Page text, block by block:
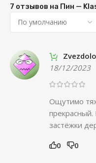
7 отзывов на Пин —
18/12/2023
Ощутимо
прекрасный.
застёжки
0 0